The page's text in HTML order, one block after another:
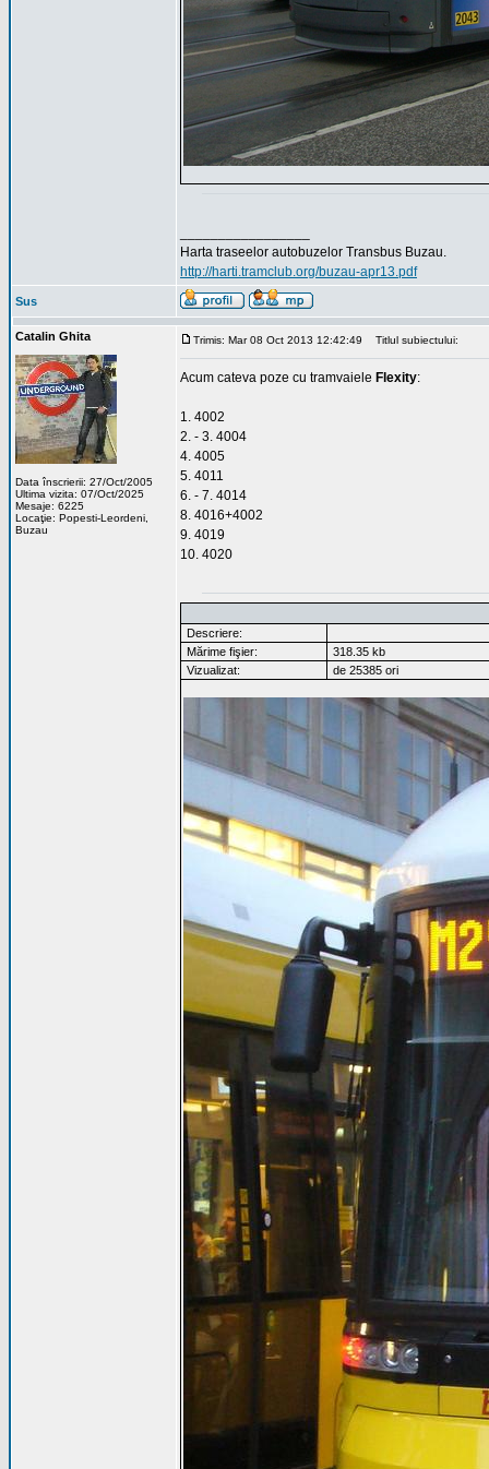
Harta traseelor autobuzelor Transbus Buzau.
http://harti.tramclub.org/buzau-apr13.pdf
Sus
Catalin Ghita
Data înscrierii: 27/Oct/2005
Ultima vizita: 07/Oct/2025
Mesaje: 6225
Locaţie: Popesti-Leordeni,
Buzau
Trimis: Mar 08 Oct 2013 12:42:49 Titlul subiectului:
Acum cateva poze cu tramvaiele Flexity:
1. 4002
2. - 3. 4004
4. 4005
5. 4011
6. - 7. 4014
8. 4016+4002
9. 4019
10. 4020
Descriere:
Mărime fişier:
318.35 kb
Vizualizat:
de 25385 ori